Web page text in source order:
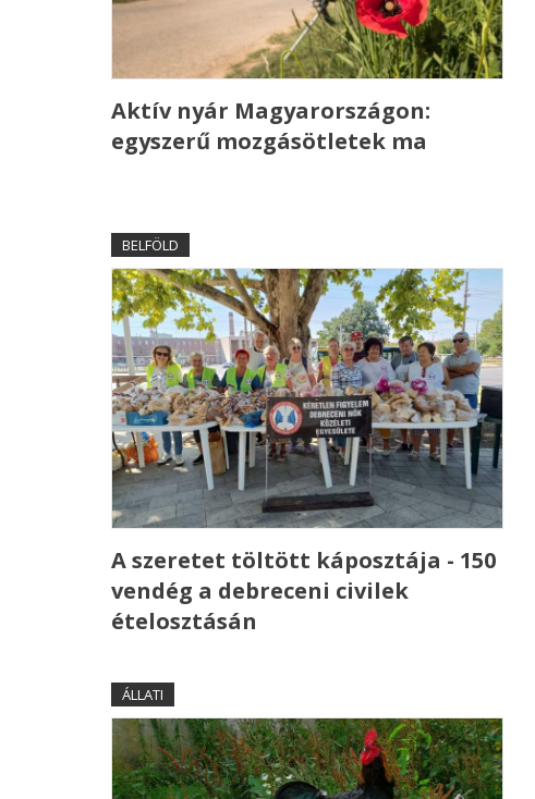
Aktív nyár Magyarországon:
egyszerű mozgásötletek ma
BELFÖLD
A szeretet töltött káposztája - 150
vendég a debreceni civilek
ételosztásán
ÁLLATI